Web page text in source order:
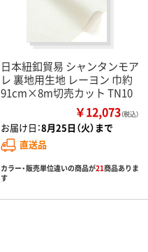
日本紐釦貿易 シャンタンモア
レ 裏地用生地 レーヨン 巾約
91cm×8m切売カット TN10
￥12,073（税込）
お届け日：8月25日（火）まで
直送品
カラー・販売単位違いの商品が21商品ありま
す